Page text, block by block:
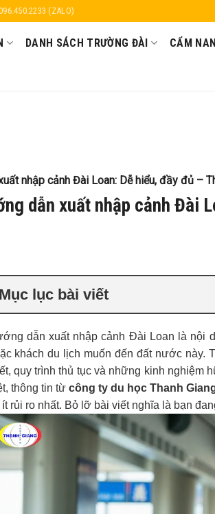
(ZALO)
DANH SÁCH TRƯỜNG ĐÀI CẨM
nhập cảnh Đài Loan: Dễ hiểu, đầy đủ –
dẫn xuất nhập cảnh Đài
Mục lục bài viết
dẫn xuất nhập cảnh Đài Loan là nội
khách du lịch muốn đến đất nước này.
quy trình thủ tục và những kinh nghiệm
thông tin từ công ty du học Thanh
ít rủi ro nhất. Bỏ lỡ bài viết nghĩa là bạn